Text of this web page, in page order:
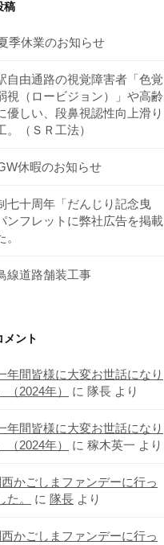
稿
季休業のお知らせ
自由通路の視覚障害者「色覚
視（ロービジョン）」や高齢
優しい、段鼻視認性向上滑り
。（ＳＲ工法）
休暇のお知らせ
七十周年「だんじり記念曳
ンフレットに弊社広告を掲載
。
線道路舗装工事
メント
年間皆様に大変お世話になり
（2024年）
に 隊長 より
年間皆様に大変お世話になり
（2024年）
に 稼木英一 より
かごしまファンデーに行っ
た。
に 隊長 より
かごしまファンデーに行っ